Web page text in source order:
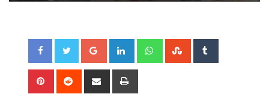
Google+ LinkedIn WhatsappStumbleUpon
Pinterest Reddit
Share